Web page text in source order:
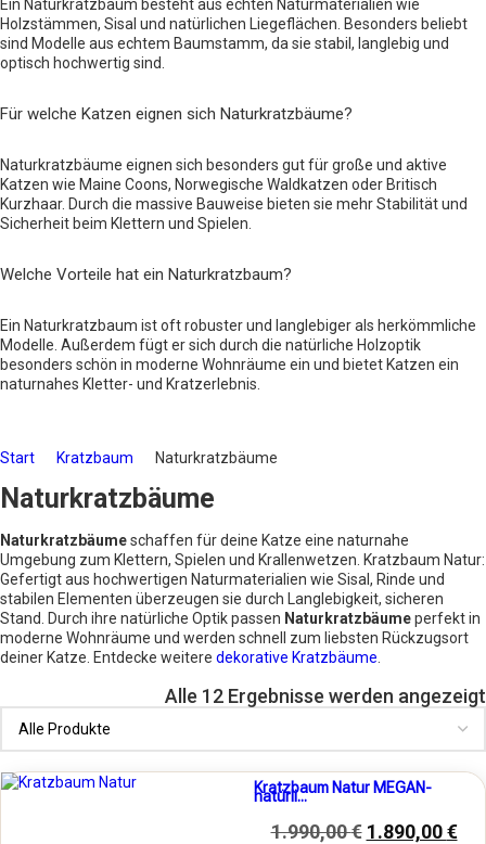
Ein Naturkratzbaum besteht aus echten Naturmaterialien wie
Holzstämmen, Sisal und natürlichen Liegeflächen. Besonders beliebt
sind Modelle aus echtem Baumstamm, da sie stabil, langlebig und
optisch hochwertig sind.
Für welche Katzen eignen sich Naturkratzbäume?
Naturkratzbäume eignen sich besonders gut für große und aktive
Katzen wie Maine Coons, Norwegische Waldkatzen oder Britisch
Kurzhaar. Durch die massive Bauweise bieten sie mehr Stabilität und
Sicherheit beim Klettern und Spielen.
Welche Vorteile hat ein Naturkratzbaum?
Ein Naturkratzbaum ist oft robuster und langlebiger als herkömmliche
Modelle. Außerdem fügt er sich durch die natürliche Holzoptik
besonders schön in moderne Wohnräume ein und bietet Katzen ein
naturnahes Kletter- und Kratzerlebnis.
Start Kratzbaum Naturkratzbäume
Naturkratzbäume
Naturkratzbäumeschaffen für deine Katze eine naturnahe
Umgebung zum Klettern, Spielen und Krallenwetzen. Kratzbaum Natur:
Gefertigt aus hochwertigen Naturmaterialien wie Sisal, Rinde und
stabilen Elementen überzeugen sie durch Langlebigkeit, sicheren
Stand. Durch ihre natürliche Optik passen Naturkratzbäumeperfekt in
moderne Wohnräume und werden schnell zum liebsten Rückzugsort
deiner Katze. Entdecke weitere dekorative Kratzbäume
Alle 12 Ergebnisse werden angezeigt
Kratzbaum Natur MEGAN-
natürli...
1.990,00€ 1.890,00€